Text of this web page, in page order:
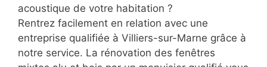
acoustique de votre habitation ?
Rentrez facilement en relation avec une
entreprise qualifiée à Villiers-sur-Marne grâce à
notre service. La rénovation des fenêtres